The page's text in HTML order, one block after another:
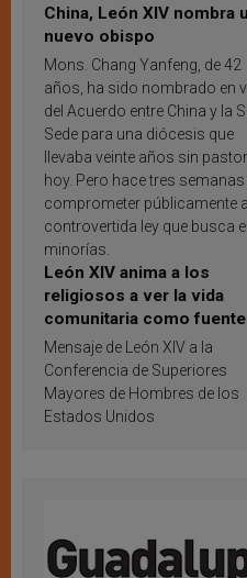
China, León XIV nombra
nuevo obispo
Mons. Chang Yanfeng, de 42
años, ha sido nombrado en
del Acuerdo entre China y la
Sede para una diócesis que
llevaba veinte años sin
hoy. Pero hace tres
comprometer públicamente
controvertida ley que busca
minorías.
León XIV anima a los
religiosos a ver la vida
comunitaria como
inspiración y santificación
Mensaje de León XIV a la
Conferencia de Superiores
Mayores de Hombres de los
Estados Unidos